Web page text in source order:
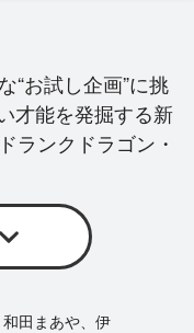
“お試し企画”に挑
才能を発掘する新
ランクドラゴン・
和田まあや、伊